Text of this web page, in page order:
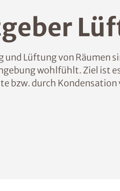
und Lüftung von Räumen
wohlfühlt. Ziel ist
bzw. durch Kondensation